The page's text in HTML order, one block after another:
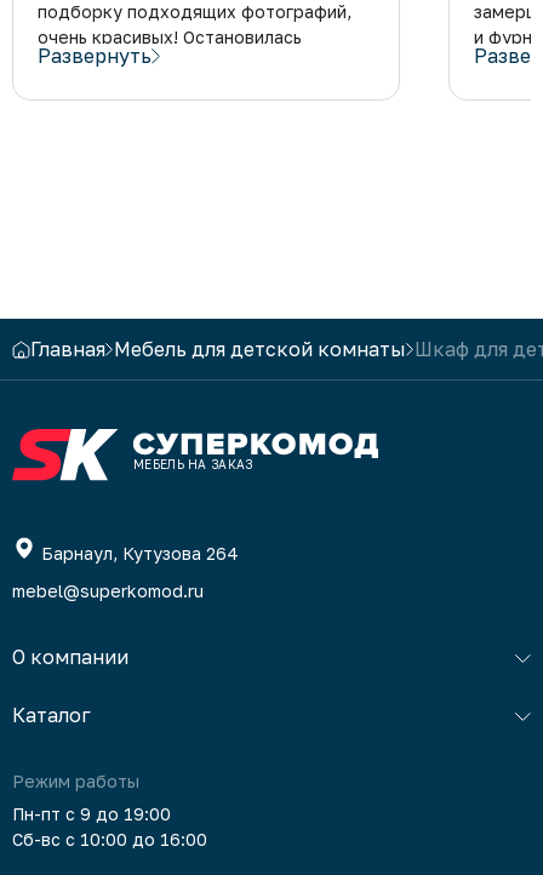
подборку подходящих фотографий,
очень красивых! Остановилась
на фотографии цветов. Дизайнер
Развернуть
и
Главная Мебель для детской комнаты Шкаф для
МЕБЕЛЬ НА ЗАКАЗ
Барнаул, Кутузова 264
mebel@superkomod.ru
О компании
Каталог
Режим работы
Пн-пт с 9 до 19:00
Сб-вс с 10:00 до 16:00